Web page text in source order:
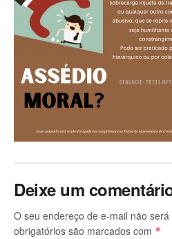
Deixe um
O seu endereço de e-mail não será
obrigatórios são marcados com *